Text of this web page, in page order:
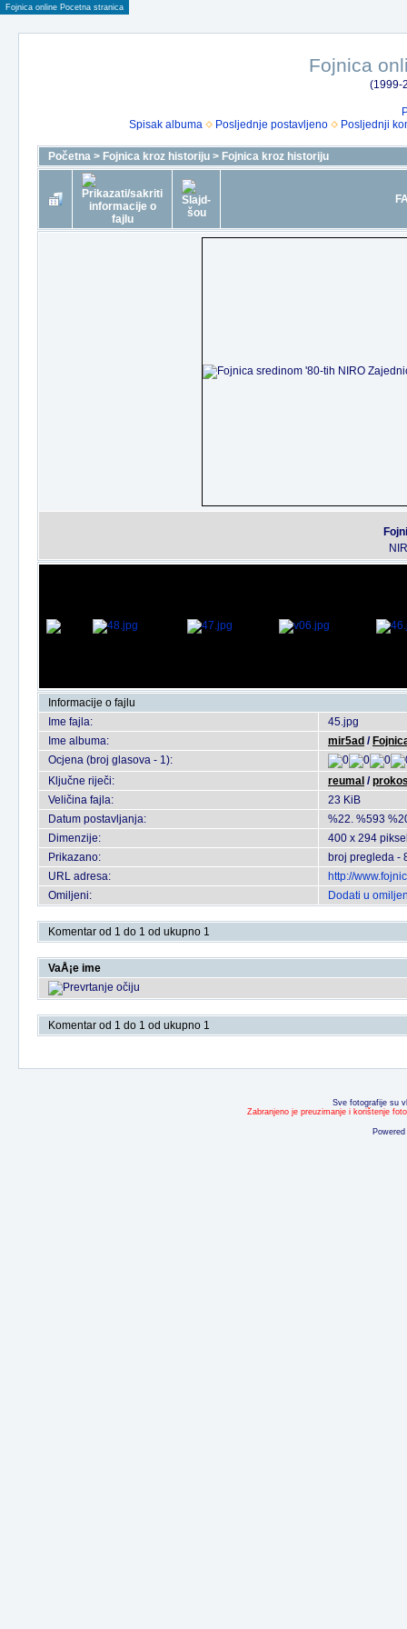
Fojnica online Pocetna stranica
Fojnica
(1999-
Spisak albuma
Posljednje postavljeno Posljednji
Početna > Fojnica kroz historiju > Fojnica kroz historiju
Informacije o fajlu
Ime fajla:
45.jpg
Ime albuma:
mir5ad /
Ocjena (broj glasova - 1):
Ključne riječi:
reumal /
Veličina fajla:
23 KiB
Datum postavljanja:
%22. %593
Dimenzije:
400 x 294
Prikazano:
broj pregleda -
URL adresa:
http://
Omiljeni:
Dodati u
Komentar od 1 do 1 od ukupno 1
VaÅ¡e ime
Komentar od 1 do 1 od ukupno 1
Sve fotografije su
Zabranjeno je preuzimanje i korištenje